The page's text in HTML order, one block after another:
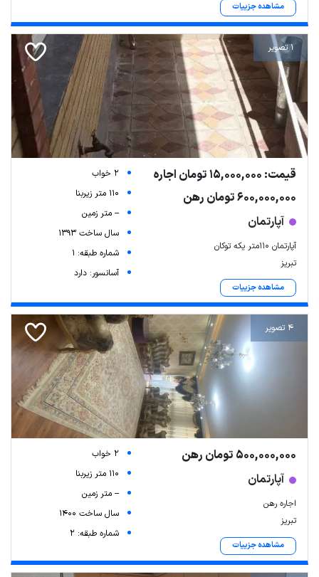
مشاهده جزییات
1 تصویر
قیمت: 15,000,000 تومان اجاره
600,000,000 تومان رهن
آپارتمان
آپارتمان 110متر یکه توکان
تبریز
مشاهده جزییات
2 خواب
110 متر زیربنا
-- متر زمین
سال ساخت 1393
شماره طبقه: 1
آسانسور: دارد
4 تصویر
500,000,000 تومان رهن
آپارتمان
اجاره رهن
تبریز
مشاهده جزییات
2 خواب
110 متر زیربنا
-- متر زمین
سال ساخت 1400
شماره طبقه: 2